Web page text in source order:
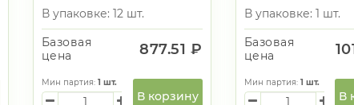
В упаковке: 12 шт.
Базовая
цена
877.51 ₽
Мин партия: 1 шт.
В корзину
В упаковке: 1 шт.
Базовая
цена
Мин партия: 1 шт.
В